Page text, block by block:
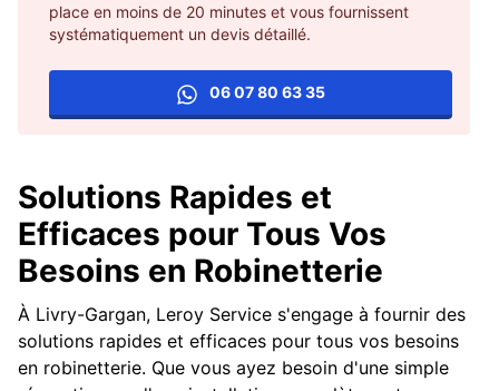
place en moins de 20 minutes et vous fournissent
systématiquement un devis détaillé.
06 07 80 63 35
Solutions Rapides et
Efficaces pour Tous Vos
Besoins en Robinetterie
À Livry-Gargan, Leroy Service s'engage à fournir des
solutions rapides et efficaces pour tous vos besoins
en robinetterie. Que vous ayez besoin d'une simple